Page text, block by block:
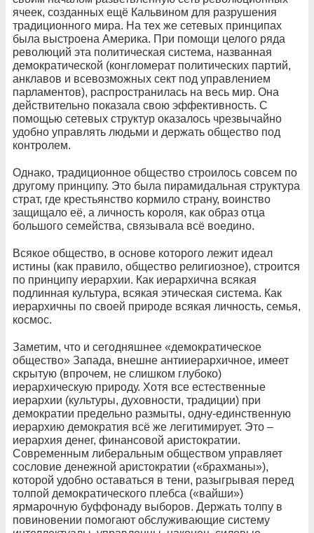
ячеек, созданных ещё Кальвином для разрушения
традиционного мира. На тех же сетевых принципах
была выстроена Америка. При помощи целого ряда
революций эта политическая система, названная
демократической (конгломерат политических партий,
анклавов и всевозможных сект под управлением
парламентов), распространилась на весь мир. Она
действительно показала свою эффективность. С
помощью сетевых структур оказалось чрезвычайно
удобно управлять людьми и держать общество под
контролем.
Однако, традиционное общество строилось совсем по
другому принципу. Это была пирамидальная структура
страт, где крестьянство кормило страну, воинство
защищало её, а личность короля, как образ отца
большого семейства, связывала всё воедино.
Всякое общество, в основе которого лежит идеал
истины (как правило, общество религиозное), строится
по принципу иерархии. Как иерархична всякая
подлинная культура, всякая этическая система. Как
иерархичны по своей природе всякая личность, семья,
космос.
Заметим, что и сегодняшнее «демократическое
общество» Запада, внешне антииерархичное, имеет
скрытую (впрочем, не слишком глубоко)
иерархическую природу. Хотя все естественные
иерархии (культуры, духовности, традиции) при
демократии предельно размыты, одну-единственную
иерархию демократия всё же легитимирует. Это –
иерархия денег, финансовой аристократии.
Современным либеральным обществом управляет
сословие денежной аристократии («брахманы»),
которой удобно оставаться в тени, разыгрывая перед
толпой демократического плебса («вайши»)
ярмарочную буффонаду выборов. Держать толпу в
повиновении помогают обслуживающие систему